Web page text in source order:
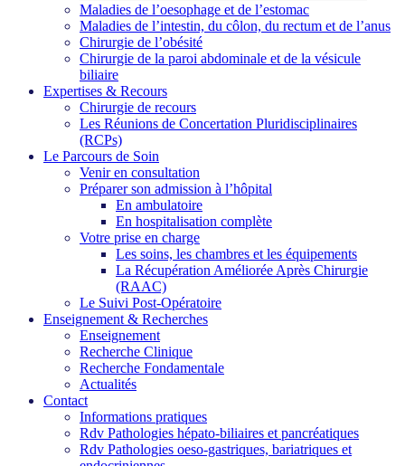
Maladies de l’oesophage et de l’estomac
Maladies de l’intestin, du côlon, du rectum et de l’anus
Chirurgie de l’obésité
Chirurgie de la paroi abdominale et de la vésicule
biliaire
Expertises & Recours
Chirurgie de recours
Les Réunions de Concertation Pluridisciplinaires
(RCPs)
Le Parcours de Soin
Venir en consultation
Préparer son admission à l’hôpital
En ambulatoire
En hospitalisation complète
Votre prise en charge
Les soins, les chambres et les équipements
La Récupération Améliorée Après Chirurgie
(RAAC)
Le Suivi Post-Opératoire
Enseignement & Recherches
Enseignement
Recherche Clinique
Recherche Fondamentale
Actualités
Contact
Informations pratiques
Rdv Pathologies hépato-biliaires et pancréatiques
Rdv Pathologies oeso-gastriques, bariatriques et